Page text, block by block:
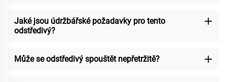
Jaké jsou údržbářské požadavky pro tento
odstředivý?
Může se odstředivý spouštět nepřetržitě?